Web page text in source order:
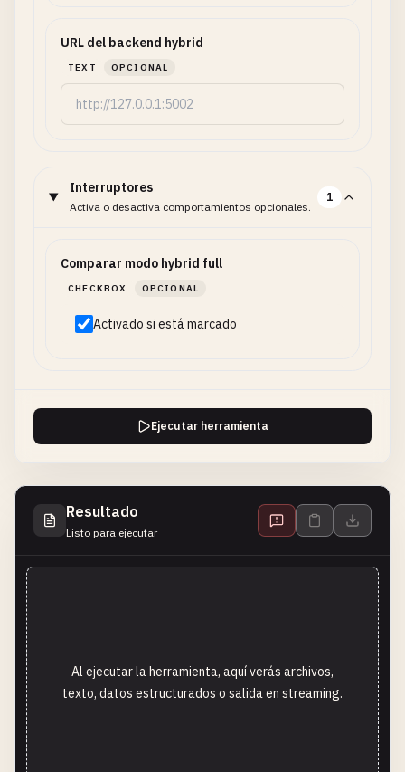
URL del backend hybrid
TEXT OPCIONAL
Interruptores
Activa o desactiva comportamientos opcionales.
1
Comparar modo hybrid full
CHECKBOX OPCIONAL
Activado si está marcado
Ejecutar herramienta
Resultado
Listo para ejecutar
Al ejecutar la herramienta, aquí verás archivos,
texto, datos estructurados o salida en streaming.